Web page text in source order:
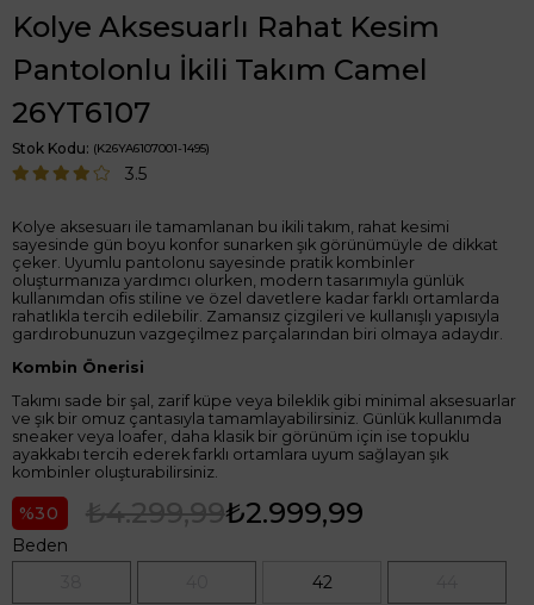
Kolye Aksesuarlı Rahat Kesim
Pantolonlu İkili Takım Camel
26YT6107
Stok Kodu (K26YA6107001-1495)
3.5
Kolye aksesuarı ile tamamlanan bu ikili takım, rahat kesimi
sayesinde gün boyu konfor sunarken şık görünümüyle de dikkat
çeker. Uyumlu pantolonu sayesinde pratik kombinler
oluşturmanıza yardımcı olurken, modern tasarımıyla günlük
kullanımdan ofis stiline ve özel davetlere kadar farklı ortamlarda
rahatlıkla tercih edilebilir. Zamansız çizgileri ve kullanışlı yapısıyla
gardırobunuzun vazgeçilmez parçalarından biri olmaya adaydır.
Kombin Önerisi
Takımı sade bir şal, zarif küpe veya bileklik gibi minimal aksesuarlar
ve şık bir omuz çantasıyla tamamlayabilirsiniz. Günlük kullanımda
sneaker veya loafer, daha klasik bir görünüm için ise topuklu
ayakkabı tercih ederek farklı ortamlara uyum sağlayan şık
kombinler oluşturabilirsiniz.
30 ₺4.299,99₺2.999,99
Beden
42